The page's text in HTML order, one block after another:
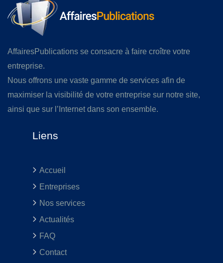
AffairesPublications se consacre à faire croître votre
entreprise.
Nous offrons une vaste gamme de services afin de
maximiser la visibilité de votre entreprise sur notre site,
ainsi que sur l’Internet dans son ensemble.
Liens
Accueil
Entreprises
Nos services
Actualités
FAQ
Contact